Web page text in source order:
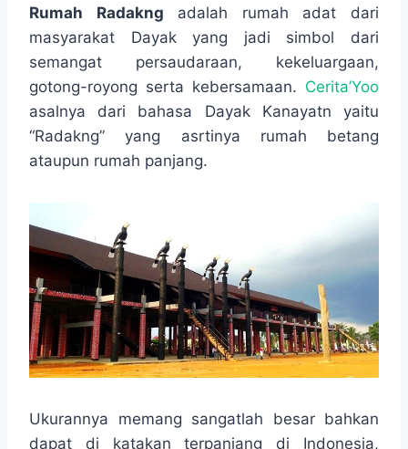
c
e
b
o
o
k
i
t
r
a
t
A
p
p
y
p
l
e
g
r
a
m
n
e
a
r
e
Rumah Radakng adalah rumah adat dari
masyarakat Dayak yang jadi simbol dari
semangat persaudaraan, kekeluargaan,
gotong-royong serta kebersamaan. Cerita’Yoo
asalnya dari bahasa Dayak Kanayatn yaitu
“Radakng” yang asrtinya rumah betang
ataupun rumah panjang.
Ukurannya memang sangatlah besar bahkan
dapat di katakan terpanjang di Indonesia,